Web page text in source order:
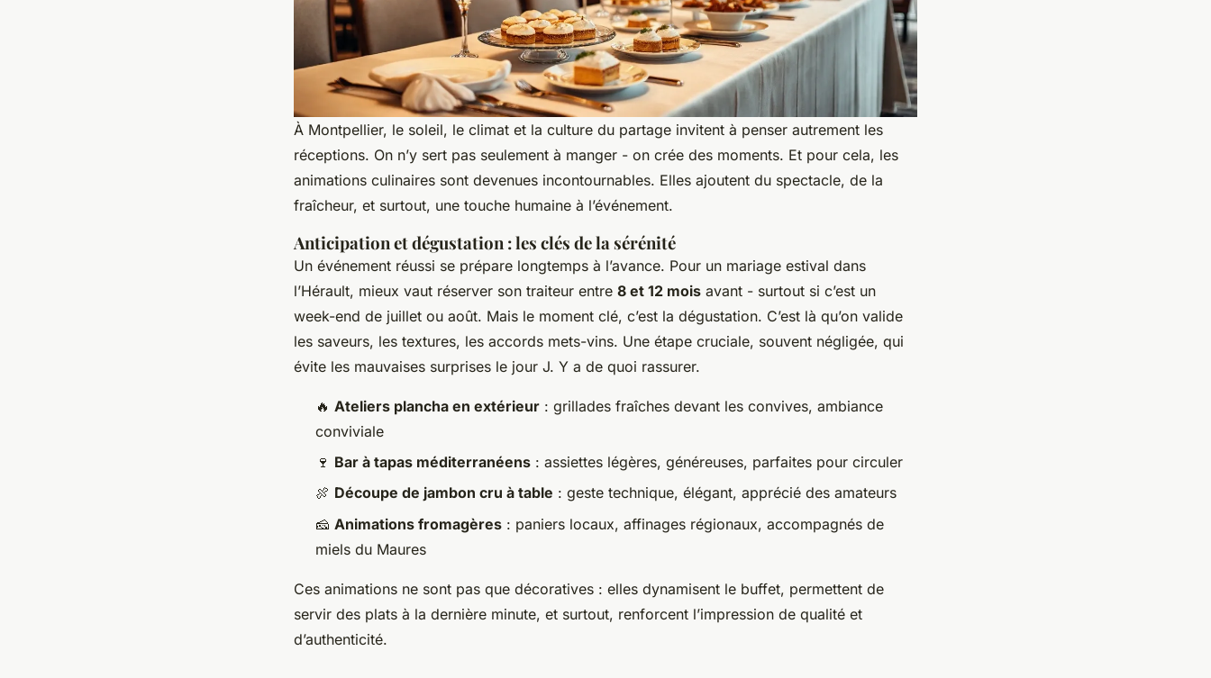
À Montpellier, le soleil, le climat et la culture du partage invitent à penser autrement les
réceptions. On n’y sert pas seulement à manger - on crée des moments. Et pour cela, les
animations culinaires sont devenues incontournables. Elles ajoutent du spectacle, de la
fraîcheur, et surtout, une touche humaine à l’événement.
Anticipation et dégustation : les clés de la sérénité
Un événement réussi se prépare longtemps à l’avance. Pour un mariage estival dans
l’Hérault, mieux vaut réserver son traiteur entre 8 et 12 mois avant - surtout si c’est un
week-end de juillet ou août. Mais le moment clé, c’est la dégustation. C’est là qu’on valide
les saveurs, les textures, les accords mets-vins. Une étape cruciale, souvent négligée, qui
évite les mauvaises surprises le jour J. Y a de quoi rassurer.
🔥 Ateliers plancha en extérieur : grillades fraîches devant les convives, ambiance
conviviale
🍷 Bar à tapas méditerranéens : assiettes légères, généreuses, parfaites pour circuler
🍖 Découpe de jambon cru à table : geste technique, élégant, apprécié des amateurs
🧀 Animations fromagères : paniers locaux, affinages régionaux, accompagnés de
miels du Maures
Ces animations ne sont pas que décoratives : elles dynamisent le buffet, permettent de
servir des plats à la dernière minute, et surtout, renforcent l’impression de qualité et
d’authenticité.